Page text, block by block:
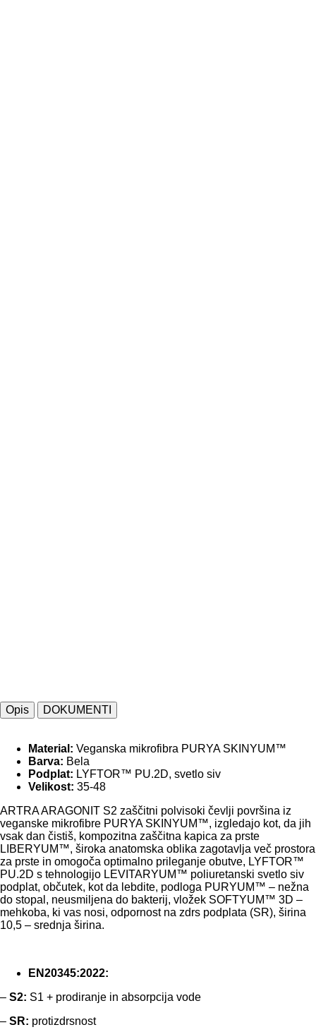
Opis DOKUMENTI
Material: Veganska mikrofibra PURYA SKINYUM™
Barva: Bela
Podplat: LYFTOR™ PU.2D, svetlo siv
Velikost: 35-48
ARTRA ARAGONIT S2 zaščitni polvisoki čevlji površina iz
veganske mikrofibre PURYA SKINYUM™, izgledajo kot, da jih
vsak dan čistiš, kompozitna zaščitna kapica za prste
LIBERYUM™, široka anatomska oblika zagotavlja več prostora
za prste in omogoča optimalno prileganje obutve, LYFTOR™
PU.2D s tehnologijo LEVITARYUM™ poliuretanski svetlo siv
podplat, občutek, kot da lebdite, podloga PURYUM™ – nežna
do stopal, neusmiljena do bakterij, vložek SOFTYUM™ 3D –
mehkoba, ki vas nosi, odpornost na zdrs podplata (SR), širina
10,5 – srednja širina.
EN20345:2022:
– S2: S1 + prodiranje in absorpcija vode
– SR: protizdrsnost